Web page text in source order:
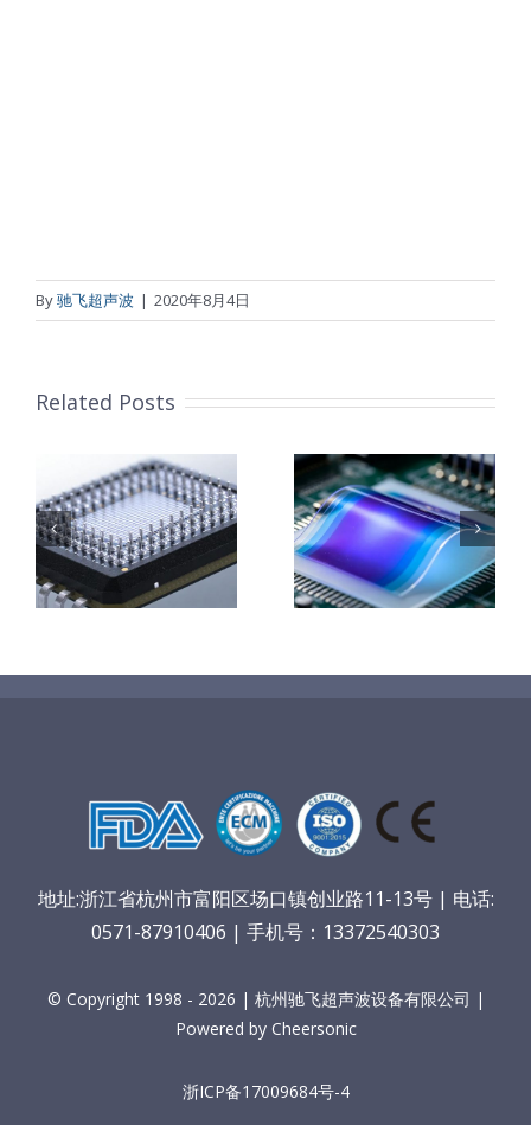
By驰飞超声波 | 2020年8月4日
Related Posts
柔性薄膜光致
变色膜制备 超
声波喷涂工艺
原理及应用研
钛基钌铱阳极
超声波涂覆解
决方案
地址:浙江省杭州市富阳区场口镇创业路11-13号 | 电话:
0571-87910406 | 手机号：13372540303
© Copyright 1998 - 2026 | 杭州驰飞超声波设备有限公司 |
Powered by Cheersonic
浙ICP备17009684号-4